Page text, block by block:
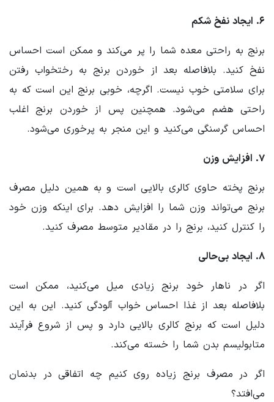
۶. ایجاد نفخ شکم
برنج به راحتی معده شما را پر می‌کند و ممکن است احساس
نفخ کنید. بلافاصله بعد از خوردن برنج به رختخواب رفتن
برای سلامتی خوب نیست. اگرچه، خوبی برنج این است که به
راحتی هضم می‌شود. همچنین پس از خوردن برنج اغلب
احساس گرسنگی می‌کنید و این منجر به پرخوری می‌شود.
۷. افزایش وزن
برنج پخته حاوی کالری بالایی است و به همین دلیل مصرف
برنج می‌تواند وزن شما را افزایش دهد. برای اینکه وزن خود
را کنترل کنید، برنج را در مقادیر متوسط مصرف کنید.
۸. ایجاد بی‌حالی
اگر در ناهار خود برنج زیادی میل می‌کنید، ممکن است
بلافاصله بعد از غذا احساس خواب آلودگی کنید. این به این
دلیل است که برنج کالری بالایی دارد و پس از شروع فرآیند
متابولیسم بدن شما را خسته می‌کند.
اگر در مصرف برنج زیاده روی کنیم چه اتفاقی در بدنمان
می‌افتد؟